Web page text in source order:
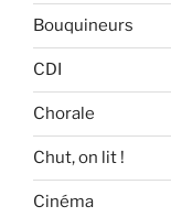
Bouquineurs
CDI
Chorale
Chut, on lit !
Cinéma